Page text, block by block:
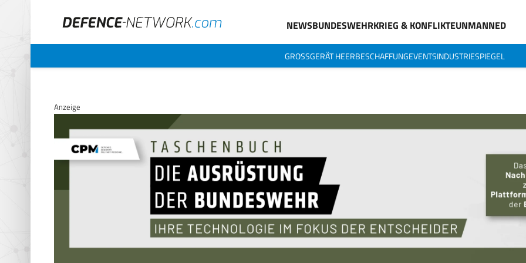
NEWSBUNDESWEHRKRIEG & KONFLIKTEUNMANNED
GROSSGERÄT HEERBESCHAFFUNGEVENTSINDUSTRIESPIEGEL
Anzeige